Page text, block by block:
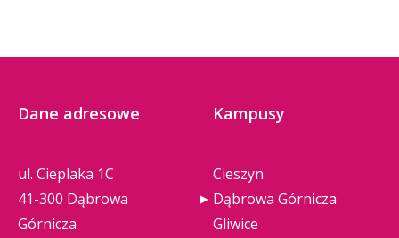
Dane adresowe
ul. Cieplaka 1C
41-300 Dąbrowa
Górnicza
Kampusy
Cieszyn
Dąbrowa Górnicza
Gliwice